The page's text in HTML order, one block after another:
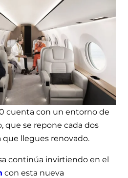
cuenta con un entorno de
que se repone cada dos
que llegues renovado.
continúa invirtiendo en el
con esta nueva